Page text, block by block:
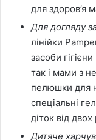
для здоров’я
Для догляду
лінійки
засоби
так і мами з
пелюшки для
спеціальні
діток від двох
Дитяче